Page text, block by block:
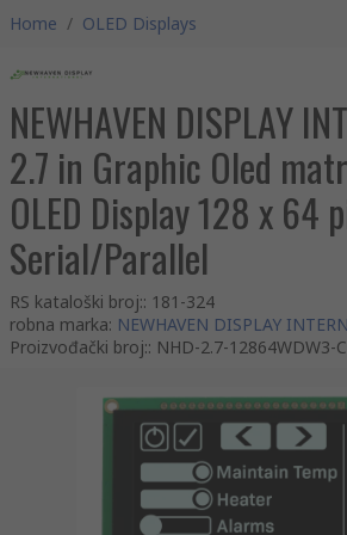
Home / OLED Displays
NEWHAVEN DISPLAY
2.7 in Graphic Oled
OLED Display 128 x 64
Serial/Parallel
RS kataloški broj:: 181-324
robna marka: NEWHAVEN DISPLAY
Proizvođački broj:: NHD-2.7-12864WDW3-